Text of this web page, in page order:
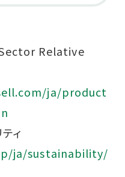
Relative
ja/product
ィ
ja/sustainability/